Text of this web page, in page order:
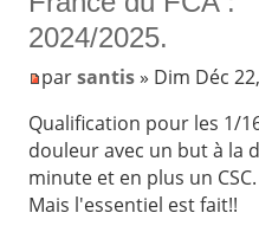
2024/2025.
parsantis» Dim Déc
Qualification pour les 1/
douleur avec un but à la
minute et en plus un CSC.
Mais l'essentiel est fait!!